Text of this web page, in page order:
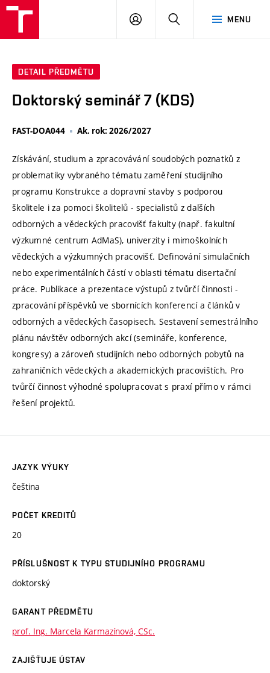
MENU
PŘIHLÁSIT
DETAIL PŘEDMĚTU
Doktorský seminář 7 (KDS)
FAST-DOA044 Ak. rok: 2026/2027
Získávání, studium a zpracovávání soudobých poznatků z
problematiky vybraného tématu zaměření studijního
programu Konstrukce a dopravní stavby s podporou
školitele i za pomoci školitelů - specialistů z dalších
odborných a vědeckých pracovišť fakulty (např. fakultní
výzkumné centrum AdMaS), univerzity i mimoškolních
vědeckých a výzkumných pracovišť. Definování simulačních
nebo experimentálních částí v oblasti tématu disertační
práce. Publikace a prezentace výstupů z tvůrčí činnosti -
zpracování příspěvků ve sbornících konferencí a článků v
odborných a vědeckých časopisech. Sestavení semestrálního
plánu návštěv odborných akcí (semináře, konference,
kongresy) a zároveň studijních nebo odborných pobytů na
zahraničních vědeckých a akademických pracovištích. Pro
tvůrčí činnost výhodné spolupracovat s praxí přímo v rámci
řešení projektů.
JAZYK VÝUKY
čeština
POČET KREDITŮ
20
PŘÍSLUŠNOST K TYPU STUDIJNÍHO PROGRAMU
doktorský
GARANT PŘEDMĚTU
prof. Ing. Marcela Karmazínová, CSc.
ZAJIŠŤUJE ÚSTAV